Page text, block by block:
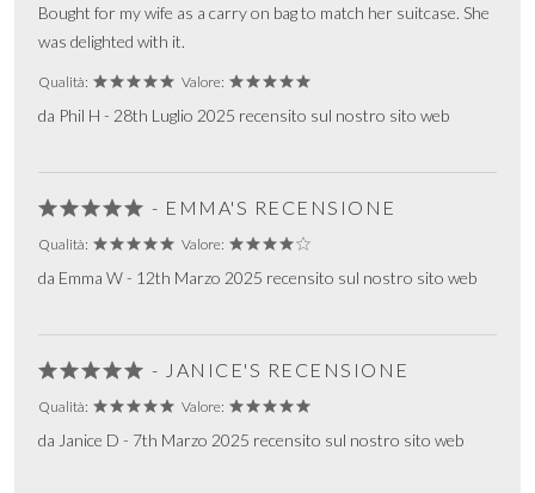
Bought for my wife as a carry on bag to match her suitcase. She
was delighted with it.
Qualità: Valore:
da Phil H - 28th Luglio 2025 recensito sul nostro sito web
- EMMA'S RECENSIONE
Qualità: Valore:
da Emma W - 12th Marzo 2025 recensito sul nostro sito web
- JANICE'S RECENSIONE
Qualità: Valore:
da Janice D - 7th Marzo 2025 recensito sul nostro sito web